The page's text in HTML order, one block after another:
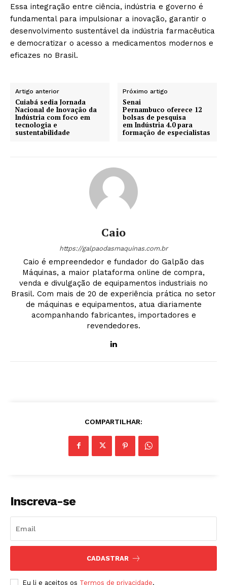
Essa integração entre ciência, indústria e governo é
fundamental para impulsionar a inovação, garantir o
desenvolvimento sustentável da indústria farmacêutica
e democratizar o acesso a medicamentos modernos e
eficazes no Brasil.
Artigo anterior
Cuiabá sedia Jornada
Nacional de Inovação da
Indústria com foco em
tecnologia e
sustentabilidade
Próximo artigo
Senai
Pernambuco oferece 12
bolsas de pesquisa
em Indústria 4.0 para
formação de especialistas
Caio
https://galpaodasmaquinas.com.br
Caio é empreendedor e fundador do Galpão das
Máquinas, a maior plataforma online de compra,
venda e divulgação de equipamentos industriais no
Brasil. Com mais de 20 de experiência prática no setor
de máquinas e equipamentos, atua diariamente
acompanhando fabricantes, importadores e
revendedores.
COMPARTILHAR:
Inscreva-se
CADASTRAR
Eu li e aceitos os Termos de privacidade.